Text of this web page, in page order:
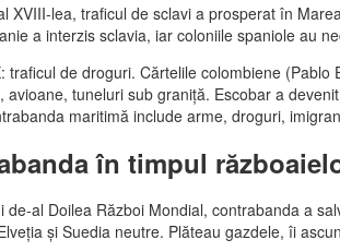
XVIII-lea, traficul de sclavi a prosperat în
a interzis sclavia, iar coloniile spaniole au
traficul de droguri. Cărtelile colombiene
avioane, tuneluri sub graniță. Escobar a
maritimă include arme, droguri,
în timpul
de-al Doilea Război Mondial, contrabanda a
și Suedia neutre. Plăteau gazdele, îi